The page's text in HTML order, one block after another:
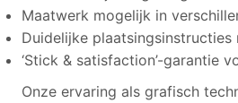
Maatwerk mogelijk in
Duidelijke plaatsingsinstructies
‘Stick & satisfaction’-garantie
Onze ervaring als grafisch